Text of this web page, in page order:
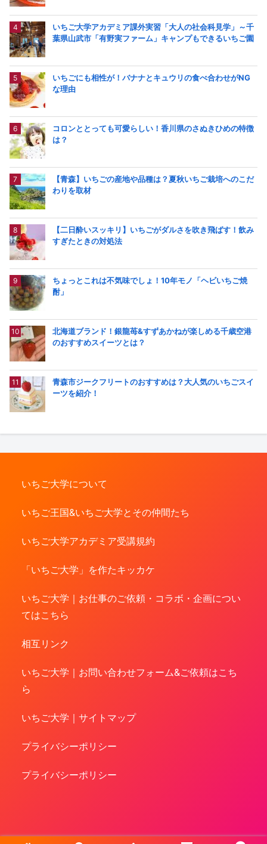
いちご大学アカデミア課外実習「大人の社会科見学」～千
葉県山武市「有野実ファーム」キャンプもできるいちご園
いちごにも相性が！バナナとキュウリの食べ合わせがNG
な理由
コロンととっても可愛らしい！香川県のさぬきひめの特徴
は？
【青森】いちごの産地や品種は？夏秋いちご栽培へのこだ
わりを取材
【二日酔いスッキリ】いちごがダルさを吹き飛ばす！飲み
すぎたときの対処法
ちょっとこれは不気味でしょ！10年モノ「ヘビいちご焼
酎」
北海道ブランド！銀龍苺&すずあかねが楽しめる千歳空港
のおすすめスイーツとは？
青森市ジークフリートのおすすめは？大人気のいちごスイ
ーツを紹介！
いちご大学について
いちご王国&いちご大学とその仲間たち
いちご大学アカデミア受講規約
「いちご大学」を作たキッカケ
いちご大学｜お仕事のご依頼・コラボ・企画につい
てはこちら
相互リンク
いちご大学｜お問い合わせフォーム&ご依頼はこち
ら
いちご大学｜サイトマップ
プライバシーポリシー
プライバシーポリシー